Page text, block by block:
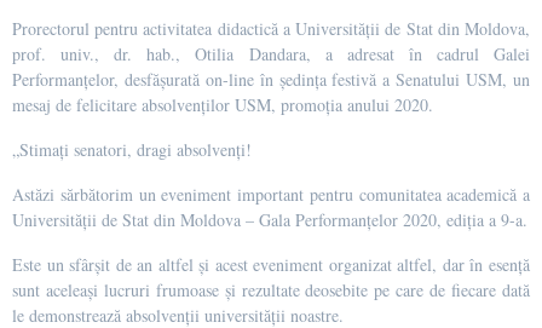
Prorectorul pentru activitatea didactică a Universității de Stat din Moldova,
prof. univ., dr. hab., Otilia Dandara, a adresat în cadrul Galei
Performanțelor, desfășurată on-line în ședința festivă a Senatului USM, un
mesaj de felicitare absolvenților USM, promoția anului 2020.
„Stimați senatori, dragi absolvenți!
Astăzi sărbătorim un eveniment important pentru comunitatea academică a
Universității de Stat din Moldova – Gala Performanțelor 2020, ediția a 9-a.
Este un sfârșit de an altfel și acest eveniment organizat altfel, dar în esență
sunt aceleași lucruri frumoase și rezultate deosebite pe care de fiecare dată
le demonstrează absolvenții universității noastre.